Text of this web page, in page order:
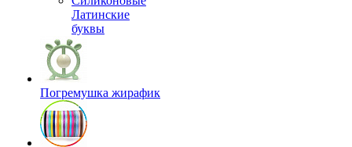
Латинские
буквы
Погремушка жирафик